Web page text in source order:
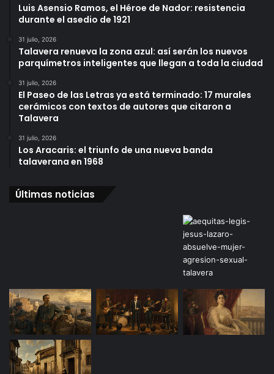
Luis Asensio Ramos, el Héroe de Nador: resistencia
durante el asedio de 1921
31 julio, 2026
Talavera renueva la zona azul: así serán los nuevos
parquímetros inteligentes que llegan a toda la ciudad
31 julio, 2026
El Paseo de las Letras ya está terminado: 17 murales
cerámicos con textos de autores que citaron a
Talavera
31 julio, 2026
Los Aracaris: el triunfo de una nueva banda
talaverana en 1968
Últimas noticias